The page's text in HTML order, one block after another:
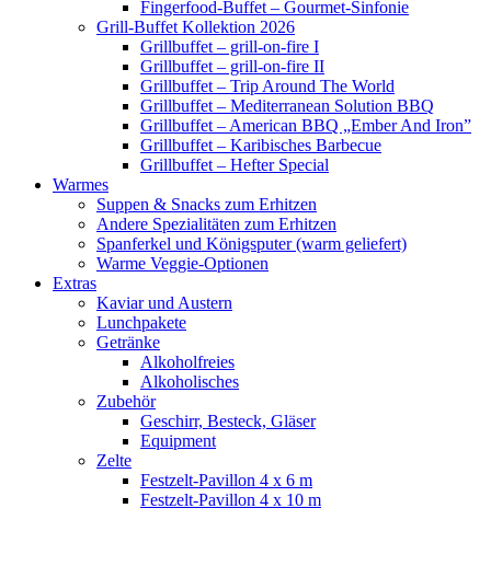
Fingerfood-Buffet – Gourmet-Sinfonie
Grill-Buffet Kollektion 2026
Grillbuffet – grill-on-fire I
Grillbuffet – grill-on-fire II
Grillbuffet – Trip Around The World
Grillbuffet – Mediterranean Solution BBQ
Grillbuffet – American BBQ „Ember And Iron”
Grillbuffet – Karibisches Barbecue
Grillbuffet – Hefter Special
Warmes
Suppen & Snacks zum Erhitzen
Andere Spezialitäten zum Erhitzen
Spanferkel und Königsputer (warm geliefert)
Warme Veggie-Optionen
Extras
Kaviar und Austern
Lunchpakete
Getränke
Alkoholfreies
Alkoholisches
Zubehör
Geschirr, Besteck, Gläser
Equipment
Zelte
Festzelt-Pavillon 4 x 6 m
Festzelt-Pavillon 4 x 10 m